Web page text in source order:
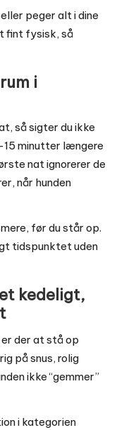
peger alt i dine
fint fysisk, så
i
så sigter du ikke
15 minutter længere
nat ignorerer de
når hunden
før du står op.
tidspunktet uden
kedeligt,
er der at stå op
på snus, rolig
ikke “gemmer”
i kategorien